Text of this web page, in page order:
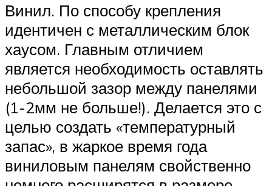
Винил. По способу крепления
идентичен с металлическим блок
хаусом. Главным отличием
является необходимость оставлять
небольшой зазор между панелями
(1-2мм не больше!). Делается это с
целью создать «температурный
запас», в жаркое время года
виниловым панелям свойственно